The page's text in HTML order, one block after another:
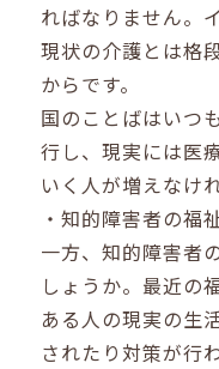
ればなりません。
現状の介護とは格
からです。
国のことばはいつ
行し、現実には医
いく人が増えなけ
・知的障害者の福
一方、知的障害者
しょうか。最近の
ある人の現実の生
されたり対策が行